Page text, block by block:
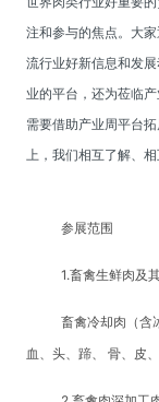
注和参与的焦点。大
流行业好新信息和发
业的平台，还为莅临
需要借助产业周平台
上，我们相互了解、
参展范围
1.畜禽生鲜肉及
畜禽冷却肉（含
血、头、蹄、 骨、皮